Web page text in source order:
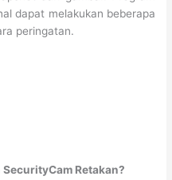
dapat melakukan beberapa
peringatan.
Retakan?